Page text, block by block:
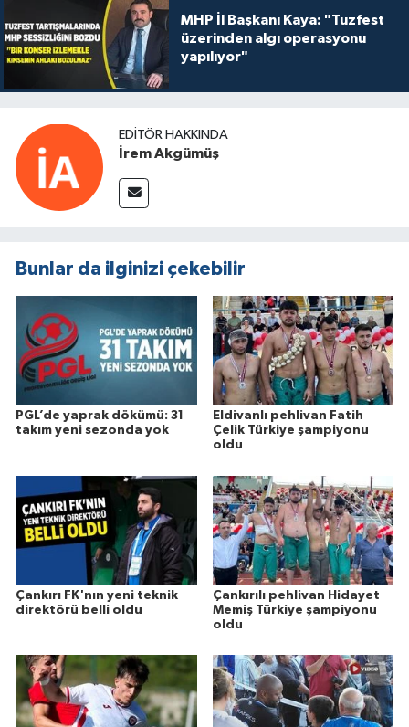
MHP İl Başkanı Kaya: "Tuzfest
üzerinden algı operasyonu
yapılıyor"
EDITÖR HAKKINDA
İrem Akgümüş
Bunlar da ilginizi çekebilir
PGL’de yaprak dökümü: 31
takım yeni sezonda yok
Eldivanlı pehlivan Fatih
Çelik Türkiye şampiyonu
oldu
Çankırı FK'nın yeni teknik
direktörü belli oldu
Çankırılı pehlivan Hidayet
Memiş Türkiye şampiyonu
oldu